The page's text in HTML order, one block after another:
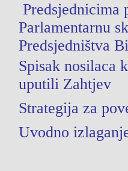
Parlamentarnu
Predsjedništva
Spisak nosilaca
uputili Zahtjev
Strategija za
Uvodno